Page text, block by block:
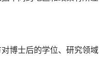
博士后的学位、研究领域